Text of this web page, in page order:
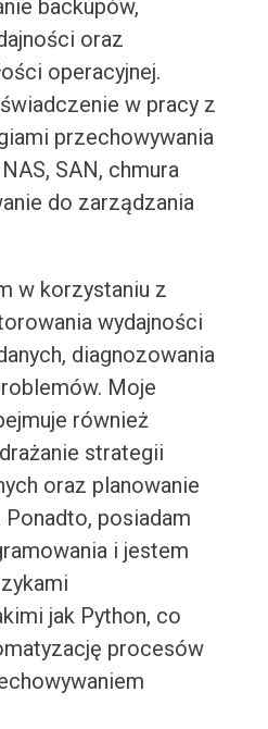
backupów,
oraz
operacyjnej.
w pracy z
przechowywania
SAN, chmura
do zarządzania
w korzystaniu z
wydajności
diagnozowania
Moje
również
strategii
oraz planowanie
posiadam
i jestem
jak Python, co
procesów